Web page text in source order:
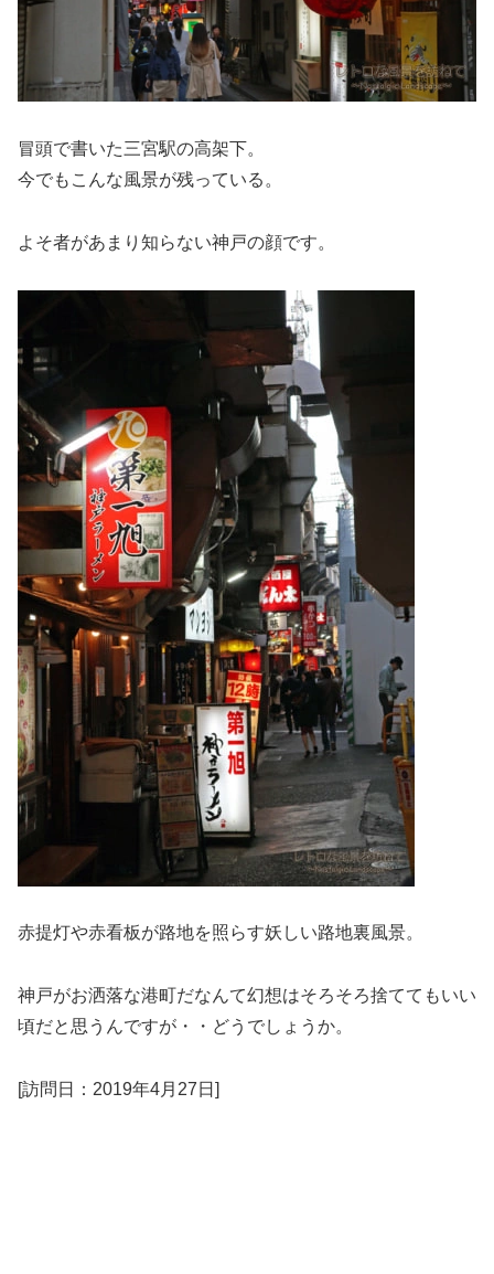
冒頭で書いた三宮駅の高架下。
今でもこんな風景が残っている。
よそ者があまり知らない神戸の顔です。
赤提灯や赤看板が路地を照らす妖しい路地裏風景。
神戸がお洒落な港町だなんて幻想はそろそろ捨ててもいい
頃だと思うんですが・・どうでしょうか。
[訪問日：2019年4月27日]